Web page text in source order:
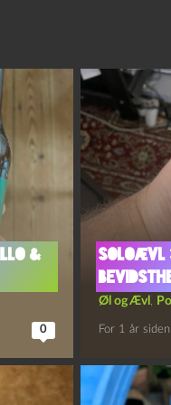
&
0
Soloævl
Øl og Ævl ,
For 1 år siden